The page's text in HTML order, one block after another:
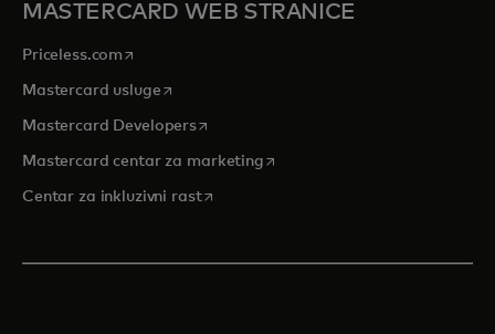
MASTERCARD WEB STRANICE
Priceless.com opens in a new tab
Mastercard uslugeopens in a new tab
Mastercard Developersopens in a new tab
Mastercard centar za marketingopens in a new tab
Centar za inkluzivni rastopens in a new tab